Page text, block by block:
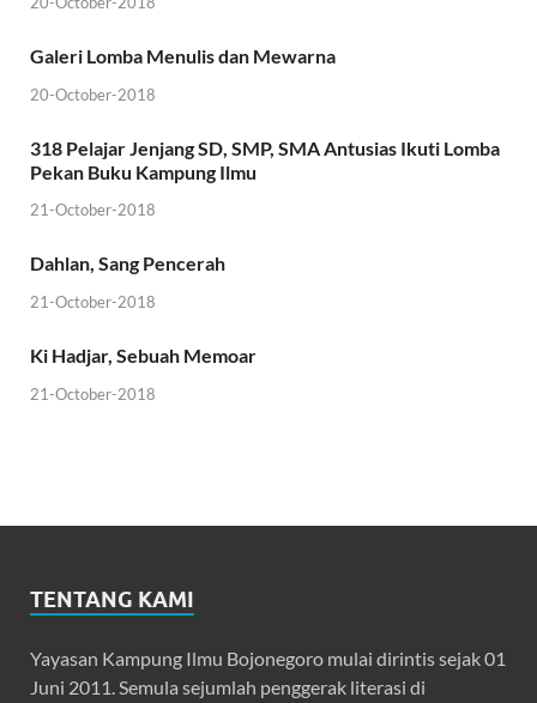
Galeri Lomba Menulis dan Mewarna
20-October-2018
318 Pelajar Jenjang SD, SMP, SMA Antusias Ikuti Lomba
Pekan Buku Kampung Ilmu
21-October-2018
Dahlan, Sang Pencerah
21-October-2018
Ki Hadjar, Sebuah Memoar
21-October-2018
TENTANG KAMI
Yayasan Kampung Ilmu Bojonegoro mulai dirintis sejak 01
Juni 2011. Semula sejumlah penggerak literasi di